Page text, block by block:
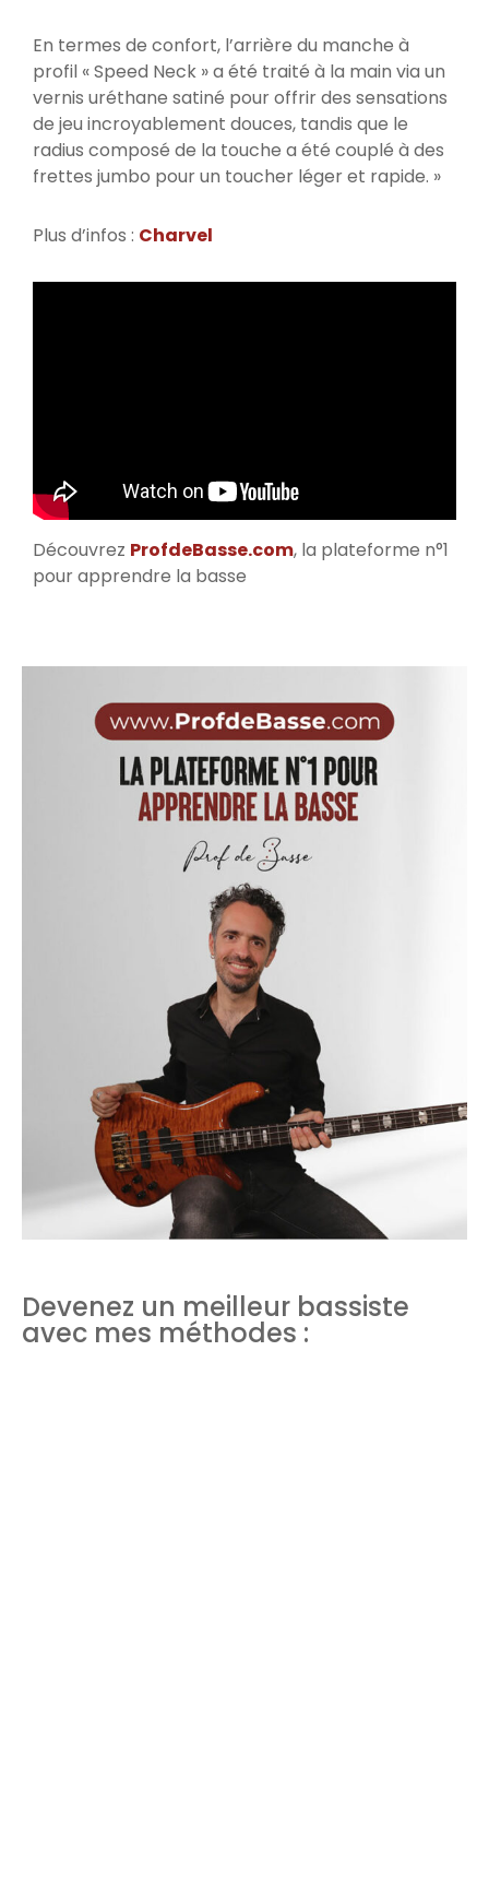
En termes de confort, l’arrière du manche à
profil « Speed Neck » a été traité à la main via un
vernis uréthane satiné pour offrir des sensations
de jeu incroyablement douces, tandis que le
radius composé de la touche a été couplé à des
frettes jumbo pour un toucher léger et rapide. »
Plus d’infos : Charvel
Découvrez ProfdeBasse.com, la plateforme n°1
pour apprendre la basse
Devenez un meilleur bassiste
avec mes méthodes :